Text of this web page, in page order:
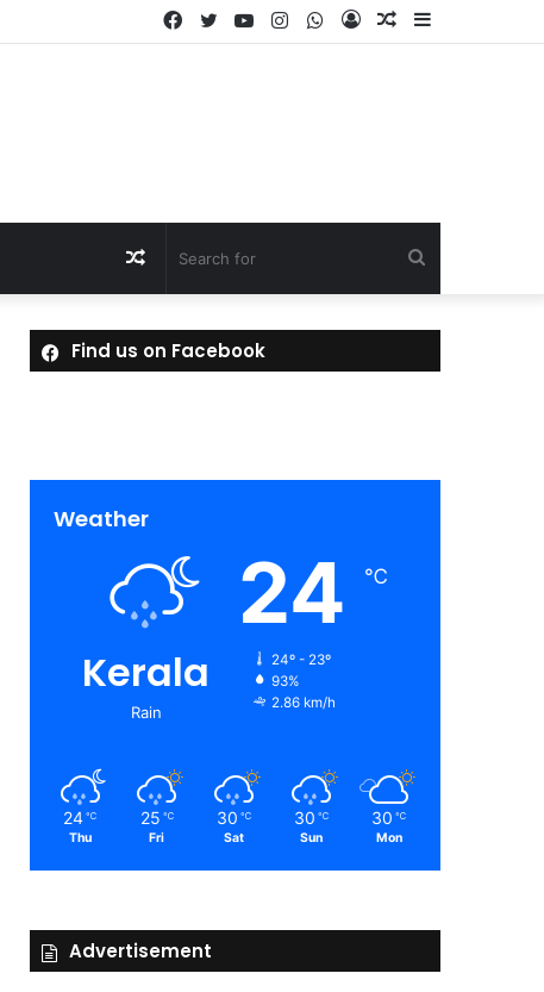
Sidebar
Random
Log
WhatsApp
Instagram
YouTube
Twitter
Facebook
for
Random
Article
Find us on Facebook
Weather
Kerala
Rain
24 ℃
24º - 23º
93%
2.86 km/h
24 ℃
Thu
25 ℃
Fri
30 ℃
Sat
30 ℃
Sun
30 ℃
Mon
Advertisement